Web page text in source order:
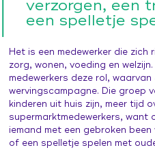
verzorgen, een
een spelletje
Het is een medewerker die
zorg, wonen, voeding en
medewerkers deze rol,
wervingscampagne. Die groep
kinderen uit huis zijn, meer tijd
supermarktmedewerkers, want
iemand met een gebroken
of een spelletje spelen met